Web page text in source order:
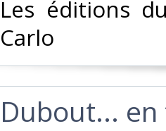
‎Les éditions
Carlo‎
‎Dubout...